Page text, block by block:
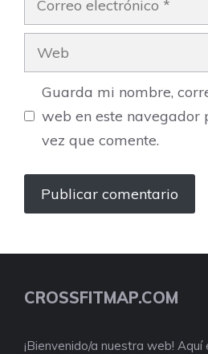
electrónico
Web
Guarda mi nombre,
web en este navegador
vez que comente.
CROSSFITMAP.COM
¡Bienvenido/a nuestra web! Aquí